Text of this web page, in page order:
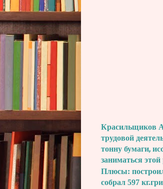
Красильщиков
трудовой
тонну бумаги,
заниматься
Плюсы:
собрал 597